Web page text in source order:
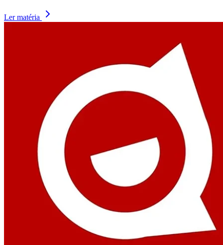
Ler matéria